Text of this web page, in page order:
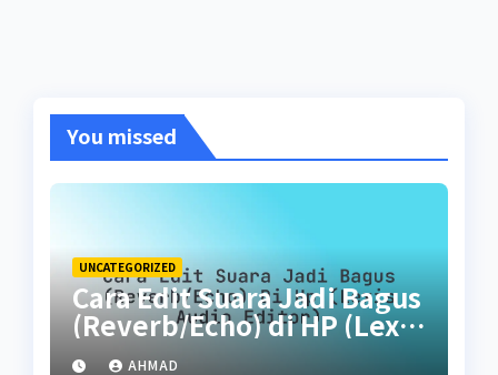
You missed
UNCATEGORIZED
Cara Edit Suara Jadi Bagus
(Reverb/Echo) di HP (Lexis
Audio Editor)
AHMAD